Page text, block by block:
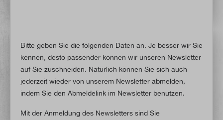
Bitte geben Sie die folgenden Daten an. Je besser wir Sie
kennen, desto passender können wir unseren Newsletter
auf Sie zuschneiden. Natürlich können Sie sich auch
jederzeit wieder von unserem Newsletter abmelden,
indem Sie den Abmeldelink im Newsletter benutzen.
Mit der Anmeldung des Newsletters sind Sie